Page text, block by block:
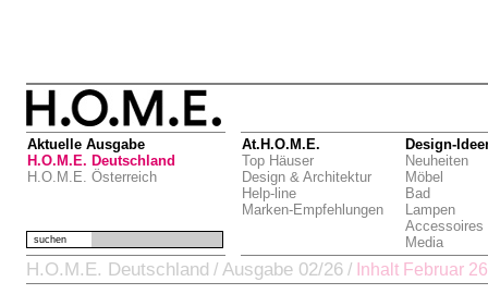
Aktuelle Ausgabe
H.O.M.E. Deutschland
H.O.M.E. Österreich
At.H.O.M.E.
Top Häuser
Design & Architektur
Help-line
Marken-Empfehlungen
Design-
Neuheiten
Möbel
Bad
Lampen
Accessoires
Media
suchen
H.O.M.E. Deutschland / Ausgabe 02/26 / Inhalt Februar 26